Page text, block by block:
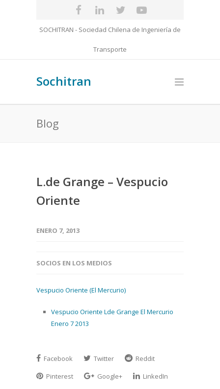
SOCHITRAN - Sociedad Chilena de Ingeniería de
Transporte
Sochitran
Blog
L.de Grange – Vespucio
Oriente
ENERO 7, 2013
SOCIOS EN LOS MEDIOS
Vespucio Oriente (El Mercurio)
Vespucio Oriente Lde Grange El Mercurio
Enero 7 2013
Facebook Twitter
Reddit
Pinterest
Google+
LinkedIn